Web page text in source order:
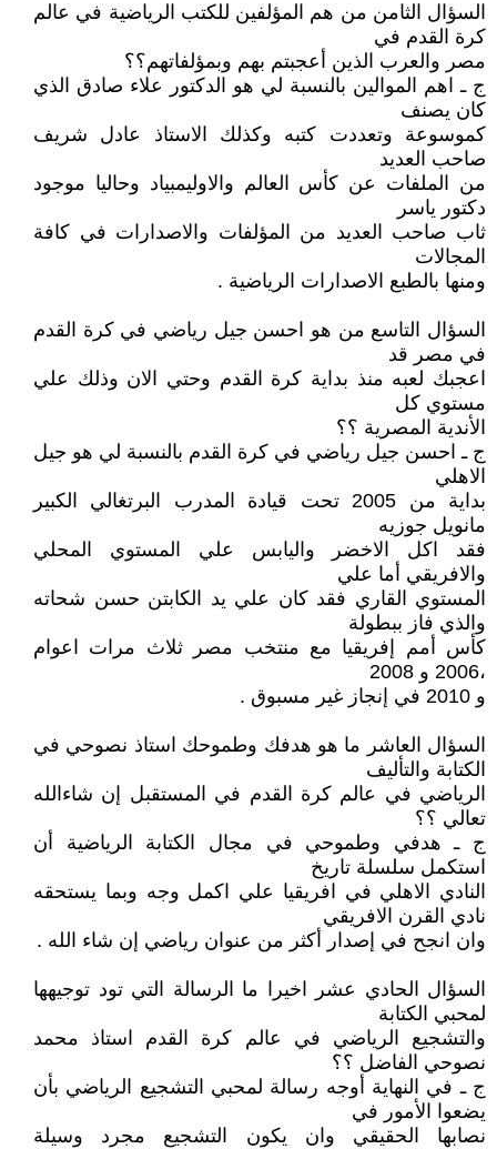
السؤال الثامن من هم المؤلفين للكتب الرياضية في عالم
كرة القدم في
مصر والعرب الذين أعجبتم بهم وبمؤلفاتهم؟؟
ج ـ اهم الموالين بالنسبة لي هو الدكتور علاء صادق الذي
كان يصنف
كموسوعة وتعددت كتبه وكذلك الاستاذ عادل شريف
صاحب العديد
من الملفات عن كأس العالم والاوليمبياد وحاليا موجود
دكتور ياسر
ثاب صاحب العديد من المؤلفات والاصدارات في كافة
المجالات
ومنها بالطبع الاصدارات الرياضية .
السؤال التاسع من هو احسن جيل رياضي في كرة القدم
في مصر قد
اعجبك لعبه منذ بداية كرة القدم وحتي الان وذلك علي
مستوي كل
الأندية المصرية ؟؟
ج ـ احسن جيل رياضي في كرة القدم بالنسبة لي هو جيل
الاهلي
بداية من 2005 تحت قيادة المدرب البرتغالي الكبير
مانويل جوزيه
فقد اكل الاخضر واليابس علي المستوي المحلي
والافريقي أما علي
المستوي القاري فقد كان علي يد الكابتن حسن شحاته
والذي فاز ببطولة
كأس أمم إفريقيا مع منتخب مصر ثلاث مرات اعوام
،2006 و 2008
و 2010 في إنجاز غير مسبوق .
السؤال العاشر ما هو هدفك وطموحك استاذ نصوحي في
الكتابة والتأليف
الرياضي في عالم كرة القدم في المستقبل إن شاءالله
تعالي ؟؟
ج ـ هدفي وطموحي في مجال الكتابة الرياضية أن
استكمل سلسلة تاريخ
النادي الاهلي في افريقيا علي اكمل وجه وبما يستحقه
نادي القرن الافريقي
وان انجح في إصدار أكثر من عنوان رياضي إن شاء الله .
السؤال الحادي عشر اخيرا ما الرسالة التي تود توجيهها
لمحبي الكتابة
والتشجيع الرياضي في عالم كرة القدم استاذ محمد
نصوحي الفاضل ؟؟
ج ـ في النهاية أوجه رسالة لمحبي التشجيع الرياضي بأن
يضعوا الأمور في
نصابها الحقيقي وان يكون التشجيع مجرد وسيلة